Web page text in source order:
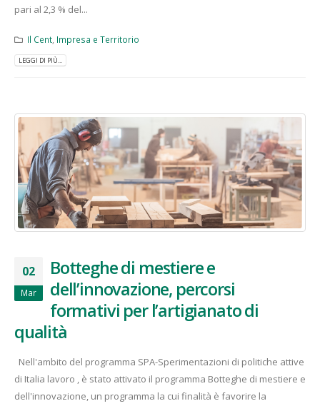
pari al 2,3 % del...
Il Cent, Impresa e Territorio
LEGGI DI PIÙ...
02
Mar
Botteghe di mestiere e
dell’innovazione, percorsi
formativi per l’artigianato di
qualità
Nell'ambito del programma SPA-Sperimentazioni di politiche attive
di Italia lavoro , è stato attivato il programma Botteghe di mestiere e
dell'innovazione, un programma la cui finalità è favorire la